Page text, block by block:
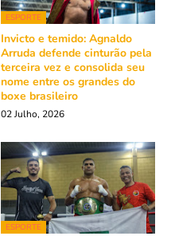
ESPORTE
Invicto e temido: Agnaldo
Arruda defende cinturão pela
terceira vez e consolida seu
nome entre os grandes do
boxe brasileiro
02 Julho, 2026
ESPORTE